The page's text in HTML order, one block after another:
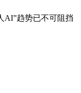
AI”趋势已不可阻挡